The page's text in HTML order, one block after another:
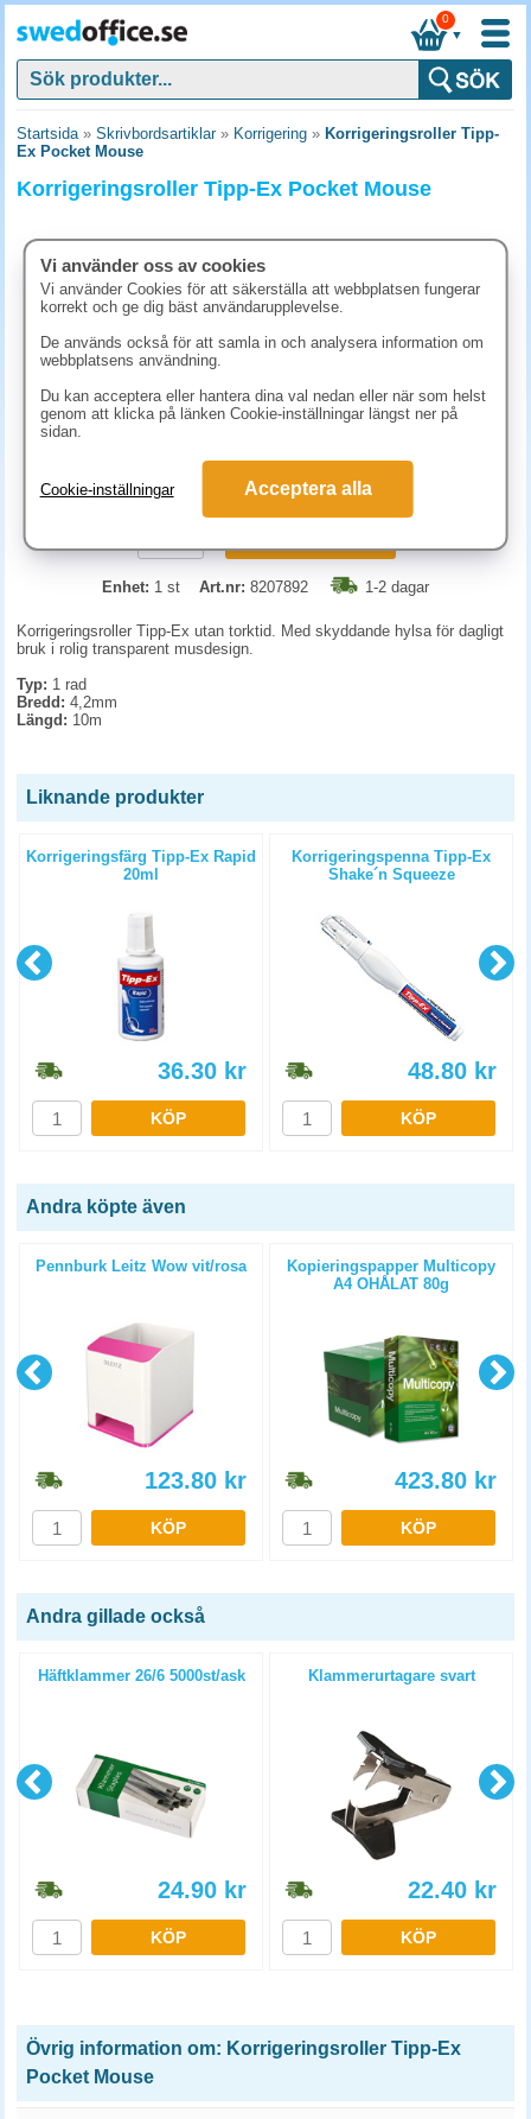
▼
0
Startsida» Skrivbordsartiklar» Korrigering » Korrigeringsroller Tipp-
Ex Pocket Mouse
Korrigeringsroller Tipp-Ex Pocket Mouse
56.30 kr (inkl. moms)
Enhet: 1 st Art.nr: 8207892 1-2 dagar
Korrigeringsroller Tipp-Ex utan torktid. Med skyddande hylsa för dagligt
bruk i rolig transparent musdesign.
Typ: 1 rad
Bredd: 4,2mm
Längd: 10m
Liknande produkter
Korrigeringsfärg Tipp-Ex Rapid
20ml
36.30 kr
KÖP
Korrigeringspenna Tipp-Ex
Shake´n Squeeze
48.80 kr
KÖP
Andra köpte även
Pennburk Leitz Wow vit/rosa
123.80 kr
KÖP
Kopieringspapper Multicopy
A4 OHÅLAT 80g
423.80 kr
KÖP
Andra gillade också
Häftklammer 26/6 5000st/ask
24.90 kr
KÖP
Klammerurtagare svart
22.40 kr
KÖP
Övrig information om: Korrigeringsroller Tipp-Ex
Pocket Mouse
Vi använder oss av cookies
Vi använder Cookies för att säkerställa att webbplatsen fungerar
korrekt och ge dig bäst användarupplevelse.
De används också för att samla in och analysera information om
webbplatsens användning.
Du kan acceptera eller hantera dina val nedan eller när som helst
genom att klicka på länken Cookie-inställningar längst ner på
sidan.
Cookie-inställningar Acceptera alla